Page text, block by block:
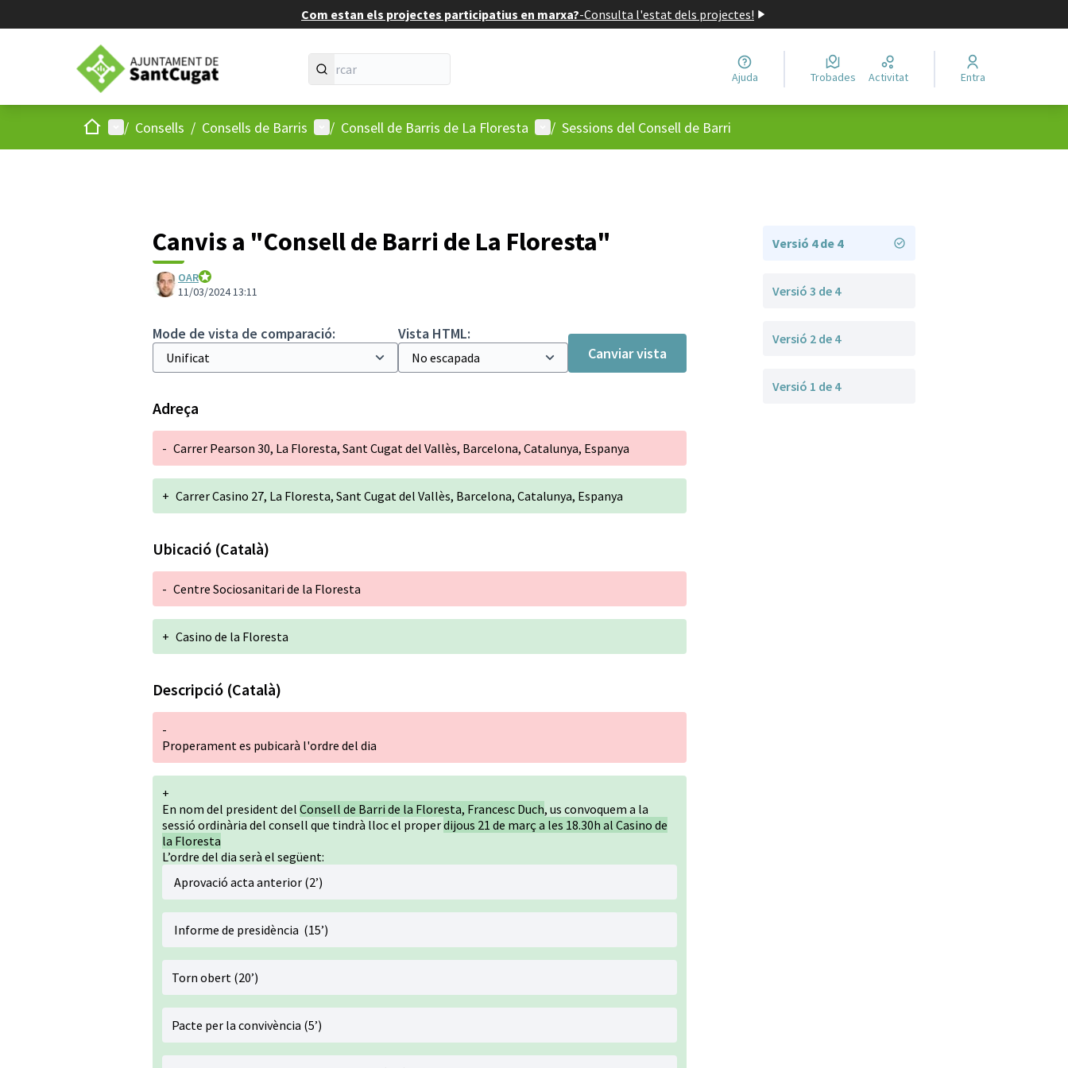
Com estan els projectes participatius en marxa?-Consulta l'estat dels projectes!
Ajuda Trobades Activitat Entra
Inici Menú principal
/ Consells / Consells de Barris Menú d'usuari
/ Consell de Barris de La Floresta Menú d'usuari
/ Sessions del Consell de Barri
Canvis a "Consell de Barri de La Floresta"
OAR
Ajuntament de Sant Cugat
11/03/2024 13:11
Mode de vista de comparació:
Vista HTML:
Canviar vista
Adreça
- Carrer Pearson 30, La Floresta, Sant Cugat del Vallès, Barcelona, Catalunya, Espanya
+ Carrer Casino 27, La Floresta, Sant Cugat del Vallès, Barcelona, Catalunya, Espanya
Ubicació (Català)
- Centre Sociosanitari de la Floresta
+ Casino de la Floresta
Descripció (Català)
-
Properament es pubicarà l'ordre del dia
+
En nom del president del Consell de Barri de la Floresta, Francesc Duch, us convoquem a la
sessió ordinària del consell que tindrà lloc el properdijous 21 de març a les 18.30h al Casino de
la Floresta
L’ordre del dia serà el següent:
Aprovació acta anterior (2’)
Informe de presidència (15’)
Torn obert (20’)
Pacte per la convivència (5’)
Versió 4 de 4
Versió 3 de 4
Versió 2 de 4
Versió 1 de 4